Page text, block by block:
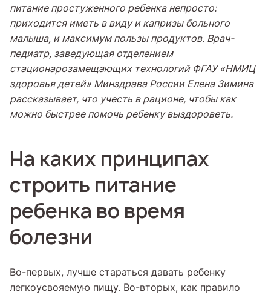
питание простуженного ребенка непросто:
приходится иметь в виду и капризы больного
малыша, и максимум пользы продуктов. Врач-
педиатр, заведующая отделением
стационарозамещающих технологий ФГАУ «НМИЦ
здоровья детей» Минздрава России Елена Зимина
рассказывает, что учесть в рационе, чтобы как
можно быстрее помочь ребенку выздороветь.
На каких принципах
строить питание
ребенка во время
болезни
Во-первых, лучше стараться давать ребенку
легкоусвояемую пищу. Во-вторых, как правило